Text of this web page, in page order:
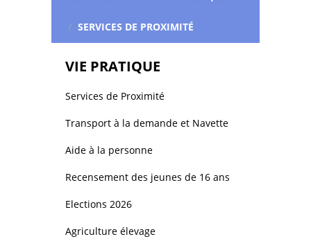
/ SERVICES DE PROXIMITÉ
VIE PRATIQUE
Services de Proximité
Transport à la demande et Navette
Aide à la personne
Recensement des jeunes de 16 ans
Elections 2026
Agriculture élevage